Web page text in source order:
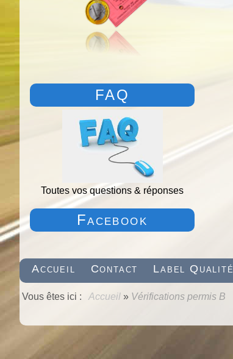
FAQ
Toutes vos questions & réponses
Facebook
Accueil Contact Label Qualité
Vous êtes ici : Accueil » Vérifications permis B